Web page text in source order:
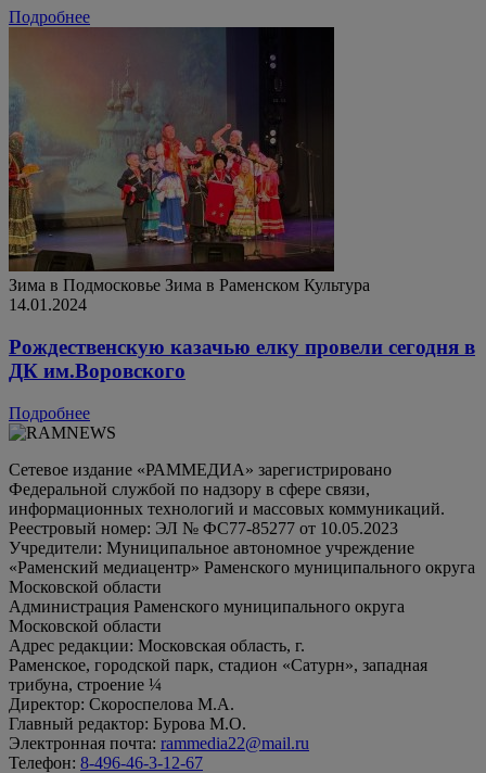
Подробнее
Зима в Подмосковье Зима в Раменском Культура
14.01.2024
Рождественскую казачью елку провели сегодня в
ДК им.Воровского
Подробнее
Сетевое издание «РАММЕДИА» зарегистрировано
Федеральной службой по надзору в сфере связи,
информационных технологий и массовых коммуникаций.
Реестровый номер: ЭЛ № ФС77-85277 от 10.05.2023
Учредители: Муниципальное автономное учреждение
«Раменский медиацентр» Раменского муниципального округа
Московской области
Администрация Раменского муниципального округа
Московской области
Адрес редакции: Московская область, г.
Раменское, городской парк, стадион «Сатурн», западная
трибуна, строение ¼
Директор: Скороспелова М.А.
Главный редактор: Бурова М.О.
Электронная почта: rammedia22@mail.ru
Телефон: 8-496-46-3-12-67